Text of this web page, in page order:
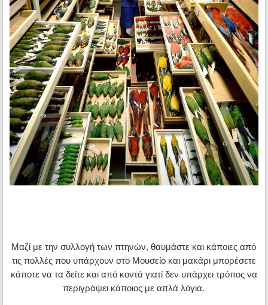
Μαζί με την συλλογή των πτηνών, θαυμάστε και κάποιες από
τις πολλές που υπάρχουν στο Μουσείο και μακάρι μπορέσετε
κάποτε να τα δείτε και από κοντά γιατί δεν υπάρχει τρόπος να
περιγράψει κάποιος με απλά λόγια.